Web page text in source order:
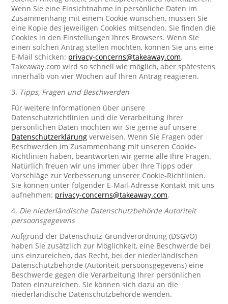
Wenn Sie eine Einsichtnahme in persönliche Daten im
Zusammenhang mit einem Cookie wünschen, müssen Sie
eine Kopie des jeweiligen Cookies mitsenden. Sie finden die
Cookies in den Einstellungen Ihres Browsers. Wenn Sie
einen solchen Antrag stellen möchten, können Sie uns eine
E-Mail schicken: privacy-concerns@takeaway.com.
Takeaway.com wird so schnell wie möglich, aber spätestens
innerhalb von vier Wochen auf Ihren Antrag reagieren.
3. Tipps, Fragen und Beschwerden
Für weitere Informationen über unsere
Datenschutzrichtlinien und die Verarbeitung Ihrer
persönlichen Daten möchten wir Sie gerne auf unsere
Datenschutzerklärung verweisen. Wenn Sie Fragen oder
Beschwerden im Zusammenhang mit unseren Cookie-
Richtlinien haben, beantworten wir gerne alle Ihre Fragen.
Natürlich freuen wir uns immer über Ihre Tipps oder
Vorschläge zur Verbesserung unserer Cookie-Richtlinien.
Sie können unter folgender E-Mail-Adresse Kontakt mit uns
aufnehmen: privacy-concerns@takeaway.com.
4. Die niederländische Datenschutzbehörde Autoriteit
persoonsgegevens
Aufgrund der Datenschutz-Grundverordnung (DSGVO)
haben Sie zusätzlich zur Möglichkeit, eine Beschwerde bei
uns einzureichen, das Recht, bei der niederländischen
Datenschutzbehörde (Autoriteit persoonsgegevens) eine
Beschwerde gegen die Verarbeitung Ihrer persönlichen
Daten einzureichen. Sie können sich dazu an die
niederländische Datenschutzbehörde wenden.